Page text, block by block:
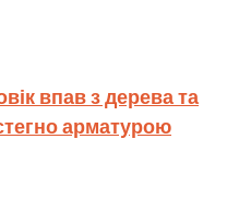
впав з дерева та
арматурою